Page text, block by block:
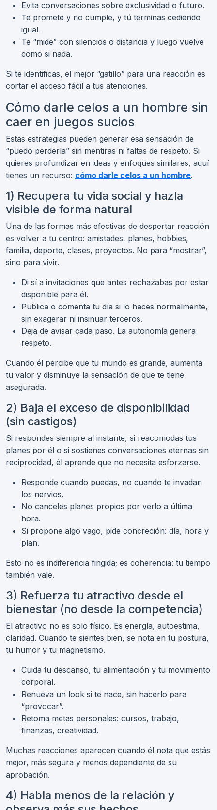
Evita conversaciones sobre exclusividad o futuro.
Te promete y no cumple, y tú terminas cediendo
igual.
Te “mide” con silencios o distancia y luego vuelve
como si nada.
Si te identificas, el mejor “gatillo” para una reacción es
cortar el acceso fácil a tus atenciones.
Cómo darle celos a un hombre sin
caer en juegos sucios
Estas estrategias pueden generar esa sensación de
“puedo perderla” sin mentiras ni faltas de respeto. Si
quieres profundizar en ideas y enfoques similares, aquí
tienes un recurso: cómo darle celos a un hombre.
1) Recupera tu vida social y hazla
visible de forma natural
Una de las formas más efectivas de despertar reacción
es volver a tu centro: amistades, planes, hobbies,
familia, deporte, clases, proyectos. No para “mostrar”,
sino para vivir.
Di sí a invitaciones que antes rechazabas por estar
disponible para él.
Publica o comenta tu día si lo haces normalmente,
sin exagerar ni insinuar terceros.
Deja de avisar cada paso. La autonomía genera
respeto.
Cuando él percibe que tu mundo es grande, aumenta
tu valor y disminuye la sensación de que te tiene
asegurada.
2) Baja el exceso de disponibilidad
(sin castigos)
Si respondes siempre al instante, si reacomodas tus
planes por él o si sostienes conversaciones eternas sin
reciprocidad, él aprende que no necesita esforzarse.
Responde cuando puedas, no cuando te invadan
los nervios.
No canceles planes propios por verlo a última
hora.
Si propone algo vago, pide concreción: día, hora y
plan.
Esto no es indiferencia fingida; es coherencia: tu tiempo
también vale.
3) Refuerza tu atractivo desde el
bienestar (no desde la competencia)
El atractivo no es solo físico. Es energía, autoestima,
claridad. Cuando te sientes bien, se nota en tu postura,
tu humor y tu magnetismo.
Cuida tu descanso, tu alimentación y tu movimiento
corporal.
Renueva un look si te nace, sin hacerlo para
“provocar”.
Retoma metas personales: cursos, trabajo,
finanzas, creatividad.
Muchas reacciones aparecen cuando él nota que estás
mejor, más segura y menos dependiente de su
aprobación.
4) Habla menos de la relación y